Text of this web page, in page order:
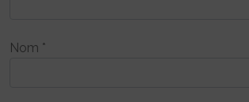
Nom *